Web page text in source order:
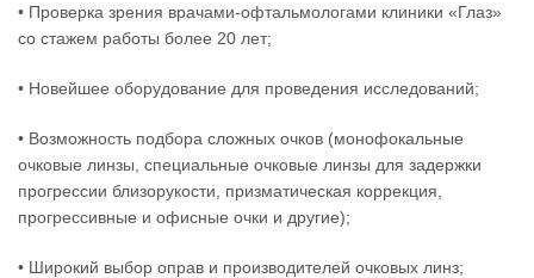
• Проверка зрения врачами-офтальмологами клиники «Глаз»
со стажем работы более 20 лет;
• Новейшее оборудование для проведения исследований;
• Возможность подбора сложных очков (монофокальные
очковые линзы, специальные очковые линзы для задержки
прогрессии близорукости, призматическая коррекция,
прогрессивные и офисные очки и другие);
• Широкий выбор оправ и производителей очковых линз;